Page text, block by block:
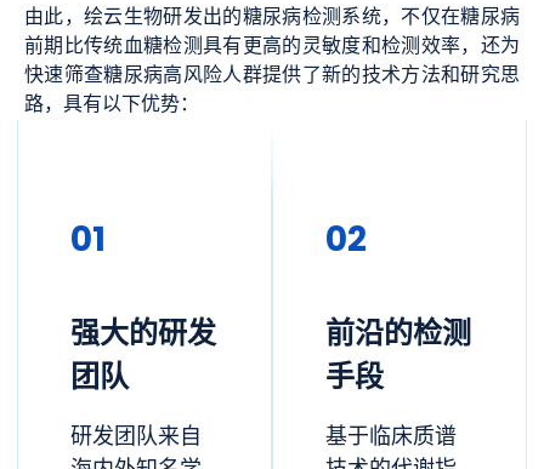
由此，绘云生物研发出的糖尿病检测系统，不仅在糖尿病
前期比传统血糖检测具有更高的灵敏度和检测效率，还为
快速筛查糖尿病高风险人群提供了新的技术方法和研究思
路，具有以下优势：
01
强大的研发
团队
研发团队来自
02
前沿的检测
手段
基于临床质谱